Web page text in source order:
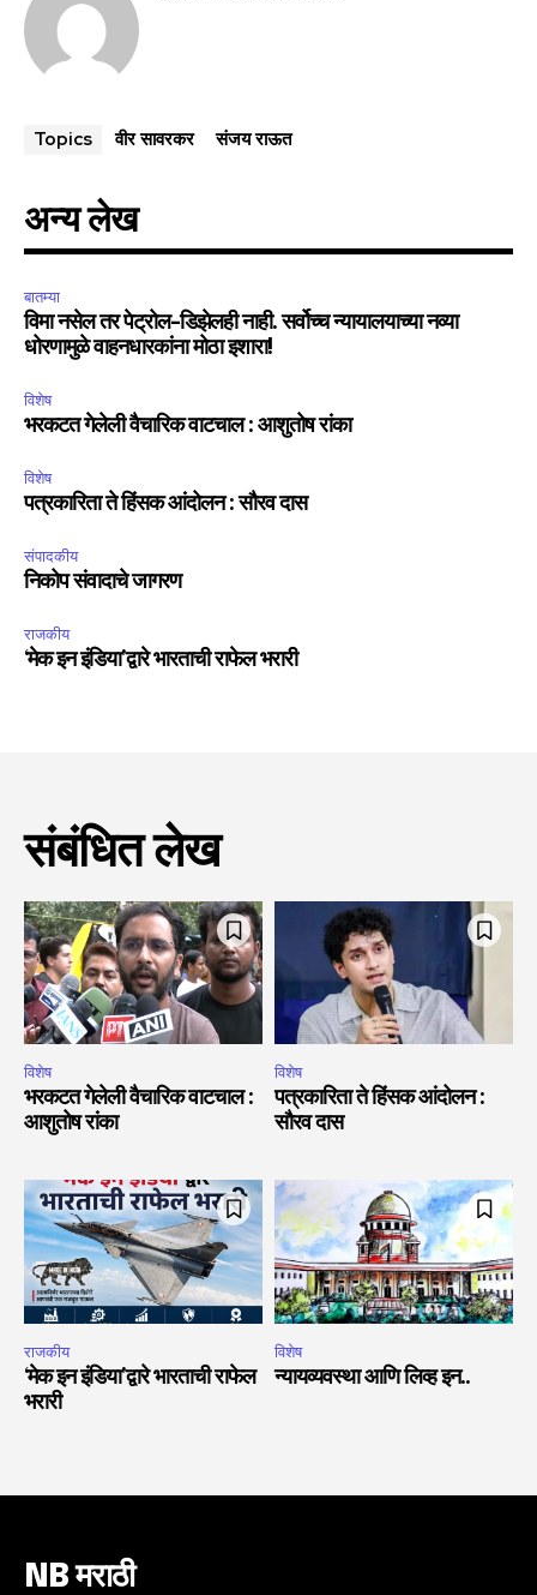
Topics वीर सावरकर संजय राऊत
अन्य लेख
बातम्या
विमा नसेल तर पेट्रोल-डिझेलही नाही. सर्वोच्च न्यायालयाच्या नव्या
धोरणामुळे वाहनधारकांना मोठा इशारा!
विशेष
भरकटत गेलेली वैचारिक वाटचाल : आशुतोष रांका
विशेष
पत्रकारिता ते हिंसक आंदोलन : सौरव दास
संपादकीय
निकोप संवादाचे जागरण
राजकीय
‘मेक इन इंडिया’द्वारे भारताची राफेल भरारी
संबंधित लेख
विशेष
भरकटत गेलेली वैचारिक वाटचाल :
आशुतोष रांका
विशेष
पत्रकारिता ते हिंसक आंदोलन :
सौरव दास
राजकीय
‘मेक इन इंडिया’द्वारे भारताची राफेल
भरारी
विशेष
न्यायव्यवस्था आणि लिव्ह इन..
NB मराठी